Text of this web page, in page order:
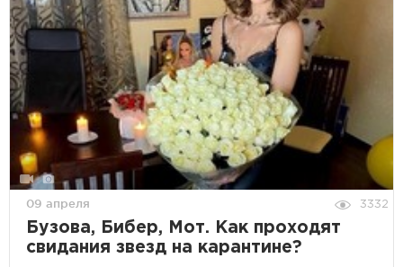
09 апреля 3332
Бузова, Бибер, Мот. Как проходят
свидания звезд на карантине?